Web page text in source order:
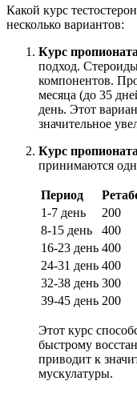
Какой курс
несколько вариантов:
Курс
подход.
компонентов.
месяца (до 35
день. Этот
значительное
Курс
принимаются
Период
1-7 день
200
8-15 день
400
16-23 день 400
24-31 день 400
32-38 день 300
39-45 день 200
Этот курс
быстрому
приводит к
мускулатуры.